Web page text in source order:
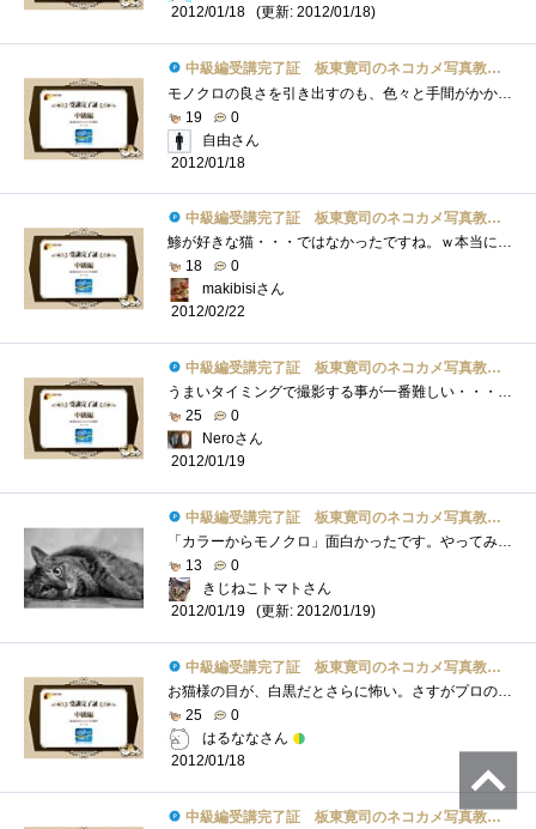
2012/01/18
(更新: 2012/01/18)
中級編受講完了証 板東寛司のネコカメ写真教室パート2
モノクロの良さを引き出すのも、色々と手間がかかるんだな～デジカメのモノクロモードで撮影した場合と比較して実施に仕上がりに差が出るの�...
19
0
自由さん
2012/01/18
中級編受講完了証 板東寛司のネコカメ写真教室パート2
鯵が好きな猫・・・ではなかったですね。ｗ本当に、いろいろな表情が見れて癒されます。＾＾モノクロの写真も、とってもいいですね！
18
0
makibisiさん
2012/02/22
中級編受講完了証 板東寛司のネコカメ写真教室パート2
うまいタイミングで撮影する事が一番難しい・・・＞＜お金を気にせず撮影できるデジカメ時代より前は大変だったろうな・・・。
25
0
Neroさん
2012/01/19
中級編受講完了証 板東寛司のネコカメ写真教室パート2
「カラーからモノクロ」面白かったです。やってみたい。「スライドの再生時間は3秒前後・枚数は10枚から30枚程度」こういう具体的なアドバイス...
13
0
きじねこトマトさん
2012/01/19
(更新: 2012/01/19)
中級編受講完了証 板東寛司のネコカメ写真教室パート2
お猫様の目が、白黒だとさらに怖い。さすがプロの写真です。（白黒は非常に冷たいイメージ）最後のにこやかな（眠そうな）目は、好きです。
25
0
はるななさん
2012/01/18
中級編受講完了証 板東寛司のネコカメ写真教室パート2